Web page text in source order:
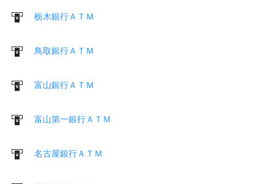
栃木銀行ＡＴＭ
鳥取銀行ＡＴＭ
富山銀行ＡＴＭ
富山第一銀行ＡＴＭ
名古屋銀行ＡＴＭ